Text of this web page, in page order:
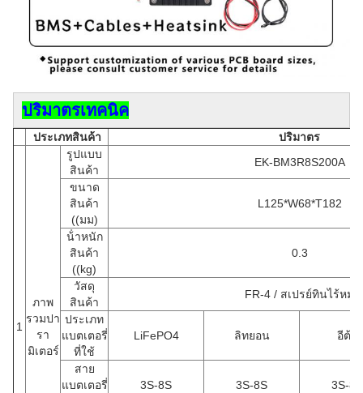
ปริมาตรเทคนิค
ประเภทสินค้า ปริมาตร
1
ภาพ
รวมปา
รา
มิเตอร์
รูปแบบ
สินค้า
EK-BM3R8S200A
ขนาด
สินค้า
((มม)
L125*W68*T182
น้ําหนัก
สินค้า
((kg)
0.3
วัสดุ
สินค้า
FR-4 / สเปรย์ทินไร้หมู
ประเภท
แบตเตอรี่
ที่ใช้
LiFePO4 ลิทยอน อีต้า
สาย
แบตเตอรี่
3S-8S 3S-8S 3S-8S